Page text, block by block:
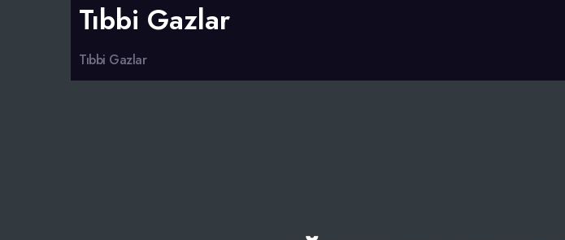
Tıbbi Gazlar
Tıbbi Gazlar